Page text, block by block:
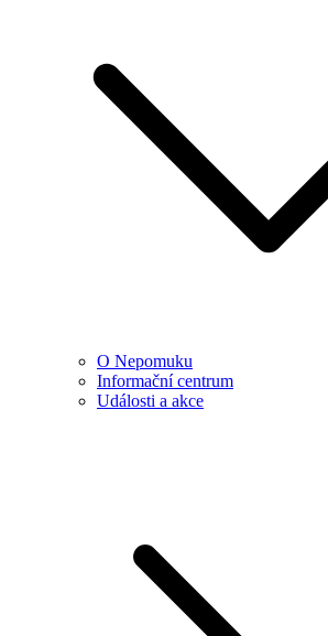
O Nepomuku
Informační centrum
Události a akce